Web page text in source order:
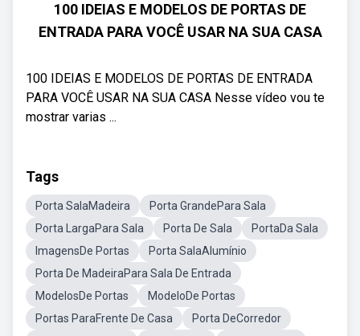
100 IDEIAS E MODELOS DE PORTAS DE
ENTRADA PARA VOCÊ USAR NA SUA CASA
100 IDEIAS E MODELOS DE PORTAS DE ENTRADA
PARA VOCÊ USAR NA SUA CASA Nesse vídeo vou te
mostrar varias ...
Tags
Porta SalaMadeira
Porta GrandePara Sala
Porta LargaPara Sala
Porta De Sala
PortaDa Sala
ImagensDe Portas
Porta SalaAlumínio
Porta De MadeiraPara Sala De Entrada
ModelosDe Portas
ModeloDe Portas
Portas ParaFrente De Casa
Porta DeCorredor